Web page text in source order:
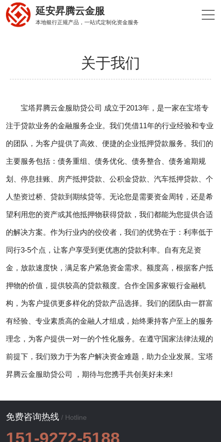
延安昇腾云金服
本地银行正规产品，一站式定制化资金服务
关于我们
宝塔昇腾云金服助贷公司 成立于2013年，是一家在宝塔专
注于贷款业务的金融服务企业。我们凭借11年的行业经验和专业
的团队，为客户提供了高效、便捷的企业抵押贷款服务。我们的
主要服务包括：债务重组、债务优化、债务整合、债务逾期规
划、停息挂账、房产抵押贷款、公积金贷款、汽车抵押贷款、个
人垫资过桥、贷款到期续贷等。无论您是需要资金周转，还是希
望利用您的资产或其他抵押物获得贷款，我们都能为您提供合适
的解决方案。作为行业内的佼佼者，我们的优势在于：利率低于
同行3-5个点，让客户享受到更优惠的贷款利率。自有充足资
金，放款速度快，满足客户紧急资金需求。额度高，根据客户抵
押物的价值，提供较高的贷款额度。合作全国多家银行金融机
构，为客户提供更多样化的贷款产品选择。我们的团队由一群富
有经验、专业素质高的金融人才组成，始终秉持客户至上的服务
理念，为客户提供一对一的个性化服务。在遵守国家法律法规的
前提下，我们致力于为客户解决资金难题，助力企业发展。宝塔
昇腾云金服助贷公司 ，期待与您携手共创美好未来!
免费咨询热线 / Hotline
151-9272-5188